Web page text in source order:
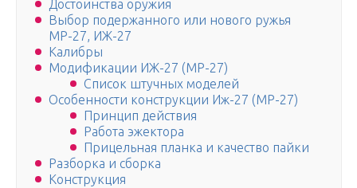
Достоинства оружия
Выбор подержанного или нового ружья
МР-27, ИЖ-27
Калибры
Модификации ИЖ-27 (МР-27)
Список штучных моделей
Особенности конструкции Иж-27 (MP-27)
Принцип действия
Работа эжектора
Прицельная планка и качество пайки
Разборка и сборка
Конструкция